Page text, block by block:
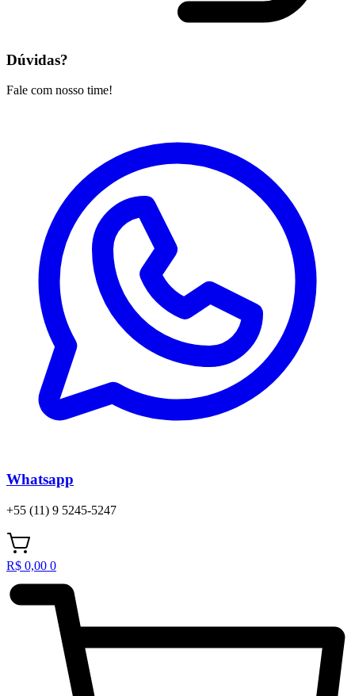
Dúvidas?
Fale com nosso time!
Whatsapp
+55 (11) 9 5245-5247
R$ 0,00 0